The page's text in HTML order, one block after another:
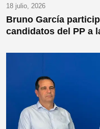
18 julio, 2026
Bruno García
candidatos del PP a